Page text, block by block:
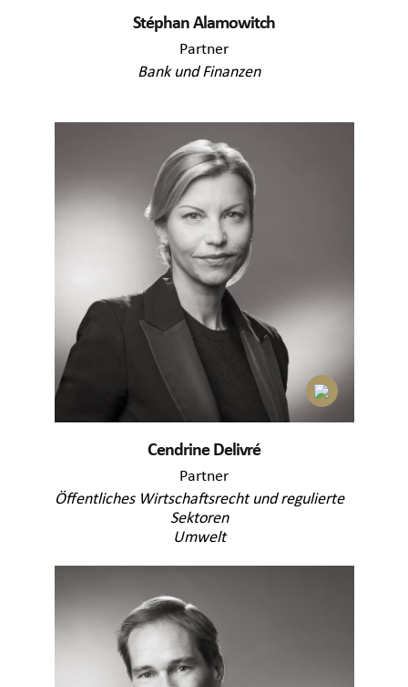
Stéphan Alamowitch
Partner
Bank und Finanzen
Cendrine Delivré
Partner
Öffentliches Wirtschaftsrecht und regulierte
Sektoren
Umwelt